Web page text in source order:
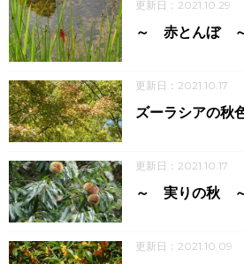
更新日：2021.10.29
～ 赤とんぼ
更新日：2021.10.17
ズーラシアの秋
更新日：2021.10.17
～ 実りの秋
更新日：2021.10.09